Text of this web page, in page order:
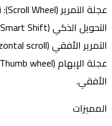
التحويل الذكي (Smart Shift).
التمرير الأفقي (Horizontal scroll): نعم.
الأفقي.
المميزات